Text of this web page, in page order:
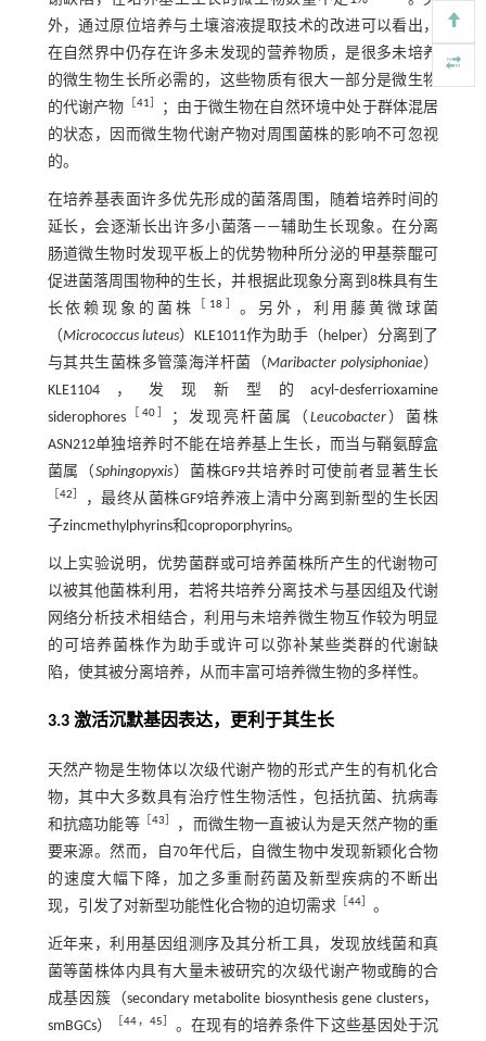
外，通过原位培养与土壤溶液提取技术的改进可以看出，
在自然界中仍存在许多未发现的营养物质，是很多未培养
的微生物生长所必需的，这些物质有很大一部分是微生物
的代谢产物
41
；由于微生物在自然环境中处于群体混居
的状态，因而微生物代谢产物对周围菌株的影响不可忽视
的。
在培养基表面许多优先形成的菌落周围，随着培养时间的
延长，会逐渐长出许多小菌落——辅助生长现象。在分离
肠道微生物时发现平板上的优势物种所分泌的甲基萘醌可
促进菌落周围物种的生长，并根据此现象分离到8株具有生
长依赖现象的菌株
18
。另外，利用藤黄微球菌
（Micrococcus luteus）KLE1011作为助手（helper）分离到了
与其共生菌株多管藻海洋杆菌（Maribacter polysiphoniae）
KLE1104，发现新型的acyl⁃desferrioxamine
siderophores［ 40］ ；发现亮杆菌属（Leucobacter ）菌株
ASN212单独培养时不能在培养基上生长，而当与鞘氨醇盒
菌属（Sphingopyxis ）菌株GF9共培养时可使前者显著生长
［42
，最终从菌株GF9培养液上清中分离到新型的生长因
子zincmethylphyrins和coproporphyrins。
以上实验说明，优势菌群或可培养菌株所产生的代谢物可
以被其他菌株利用，若将共培养分离技术与基因组及代谢
网络分析技术相结合，利用与未培养微生物互作较为明显
的可培养菌株作为助手或许可以弥补某些类群的代谢缺
陷，使其被分离培养，从而丰富可培养微生物的多样性。
3.3 激活沉默基因表达，更利于其生长
天然产物是生物体以次级代谢产物的形式产生的有机化合
物，其中大多数具有治疗性生物活性，包括抗菌、抗病毒
和抗癌功能等［ 43
，而微生物一直被认为是天然产物的重
要来源。然而，自70年代后，自微生物中发现新颖化合物
的速度大幅下降，加之多重耐药菌及新型疾病的不断出
现，引发了对新型功能性化合物的迫切需求［ 44］ 。
近年来，利用基因组测序及其分析工具，发现放线菌和真
菌等菌株体内具有大量未被研究的次级代谢产物或酶的合
成基因簇（secondary metabolite biosynthesis gene clusters，
smBGCs）
［44，45
。在现有的培养条件下这些基因处于沉